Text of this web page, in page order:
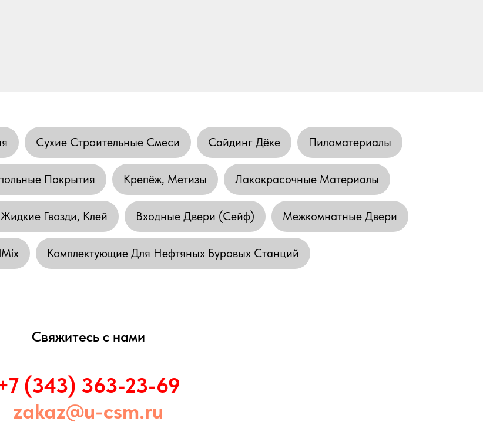
Сухие Строительные Смеси Сайдинг Дёке Пиломатериалы
Покрытия Крепёж, Метизы Лакокрасочные Материалы
Гвозди, Клей Входные Двери (сейф) Межкомнатные Двери
Комплектующие Для Нефтяных Буровых Станций
Свяжитесь с нами
(343) 363-23-69
zakaz@u-csm.ru